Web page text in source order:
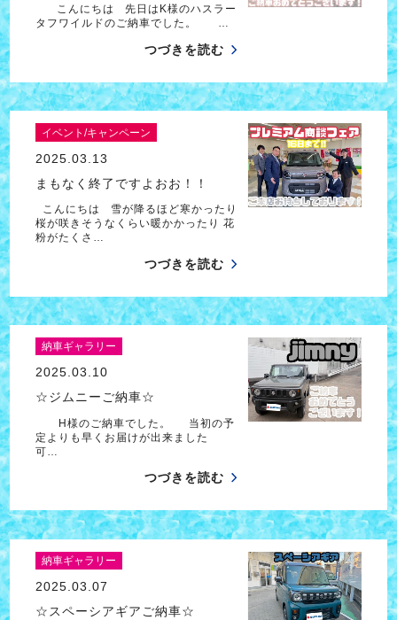
こんにちは 先日はK様のハスラー
タフワイルドのご納車でした。 …
つづきを読む
イベント/キャンペーン
2025.03.13
まもなく終了ですよおお！！
こんにちは 雪が降るほど寒かったり
桜が咲きそうなくらい暖かかったり 花
粉がたくさ…
つづきを読む
納車ギャラリー
2025.03.10
☆ジムニーご納車☆
H様のご納車でした。 当初の予
定よりも早くお届けが出来ました
可…
つづきを読む
納車ギャラリー
2025.03.07
☆スペーシアギアご納車☆